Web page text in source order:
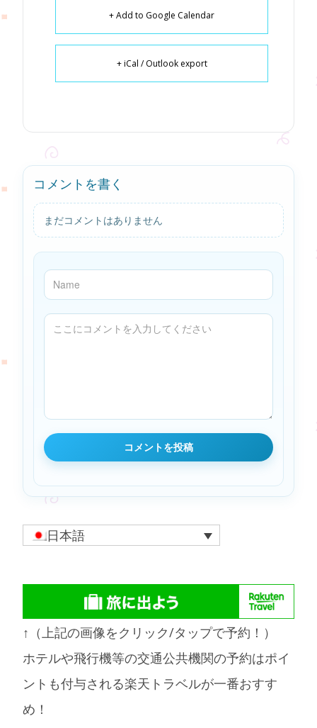
+ Add to Google Calendar
+ iCal / Outlook export
コメントを書く
まだコメントはありません
日本語
↑（上記の画像をクリック/タップで予約！）
ホテルや飛行機等の交通公共機関の予約はポイ
ントも付与される楽天トラベルが一番おすす
め！